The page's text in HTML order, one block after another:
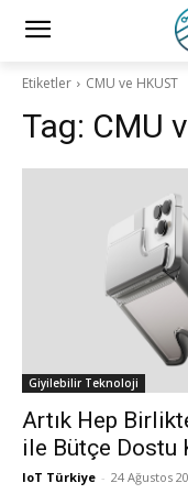
Etiketler CMU ve HKUST
Tag: CMU
Giyilebilir Teknoloji
Artık Hep
ile Bütçe Dostu
IoT Türkiye - 24 Ağustos